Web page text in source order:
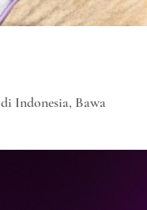
Indonesia, Bawa